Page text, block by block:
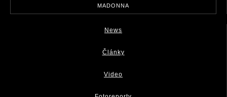
MADONNA
News
Články
Video